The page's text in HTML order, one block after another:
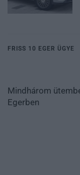
FRISS 10 EGER ÜGYE
Mindhárom
Egerben